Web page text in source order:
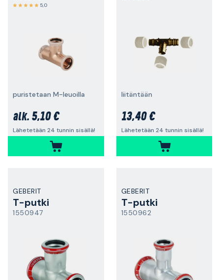
5,0
puristetaan M-leuoilla
alk. 5,10 €
Lähetetään 24 tunnin sisällä!
liitäntään
13,40 €
Lähetetään 24 tunnin sisällä!
GEBERIT
T-putki
1550947
GEBERIT
T-putki
1550962